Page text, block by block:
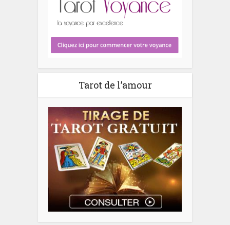
Tarot de l’amour